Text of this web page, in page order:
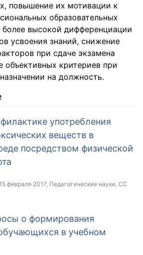
повышение их мотивации к
образовательных
более высокой дифференциации
усвоения знаний, снижение
при сдаче экзамена
объективных критериев при
на должность.
употребления
веществ в
посредством физической
февраля 2017, Педагогические науки, CC
о формирования
в учебном